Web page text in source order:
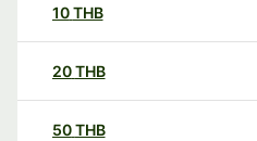
10THB
20THB
50THB